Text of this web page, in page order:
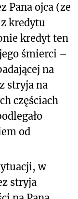
Pana ojca (ze
kredytu
kredyt ten
śmierci –
na
stryja na
częściach
od
w
stryja